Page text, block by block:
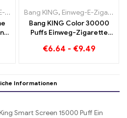
,Einweg-E-
Bang KING, Einweg-E-Zigaretten Litauen
Bang KING Color 30000
Puffs Einweg-Zigarette
Geschmacksrichtungen
€6.64 - €9.49
Informationen
Smart Screen 15000 Puff Ein